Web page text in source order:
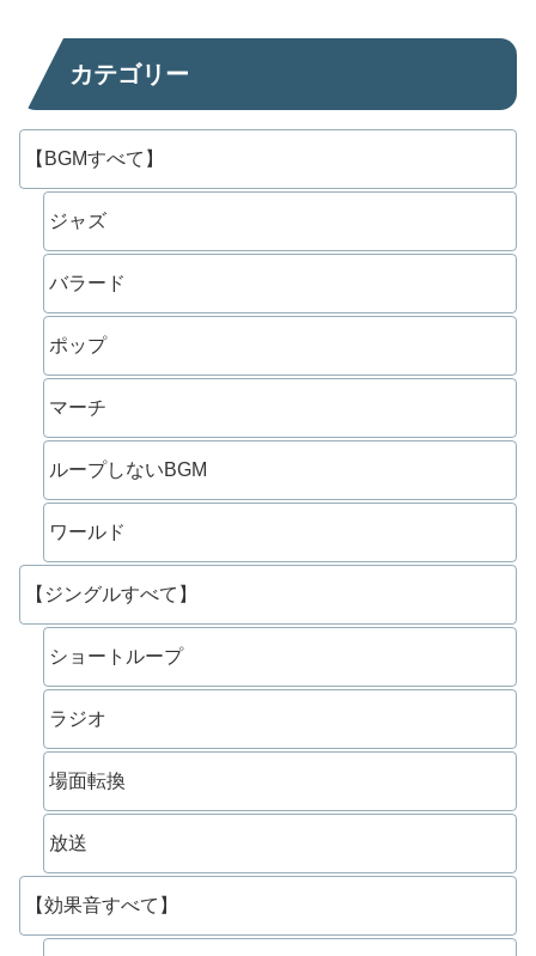
カテゴリー
【BGMすべて】
ジャズ
バラード
ポップ
マーチ
ループしないBGM
ワールド
【ジングルすべて】
ショートループ
ラジオ
場面転換
放送
【効果音すべて】